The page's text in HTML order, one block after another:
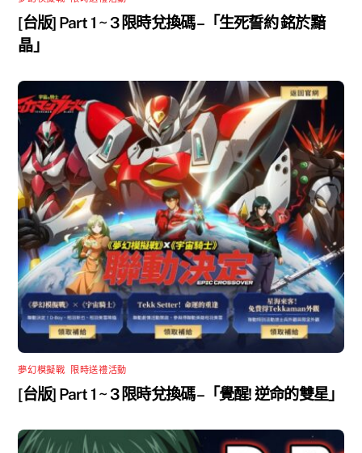
[台版] Part 1 ~ 3 限時兌換碼 –「生死誓約 銘於黯
晶」
夢幻模擬戰 限時送禮活動
[台版] Part 1 ~ 3 限時兌換碼 –「覺醒! 逆命的雙星」